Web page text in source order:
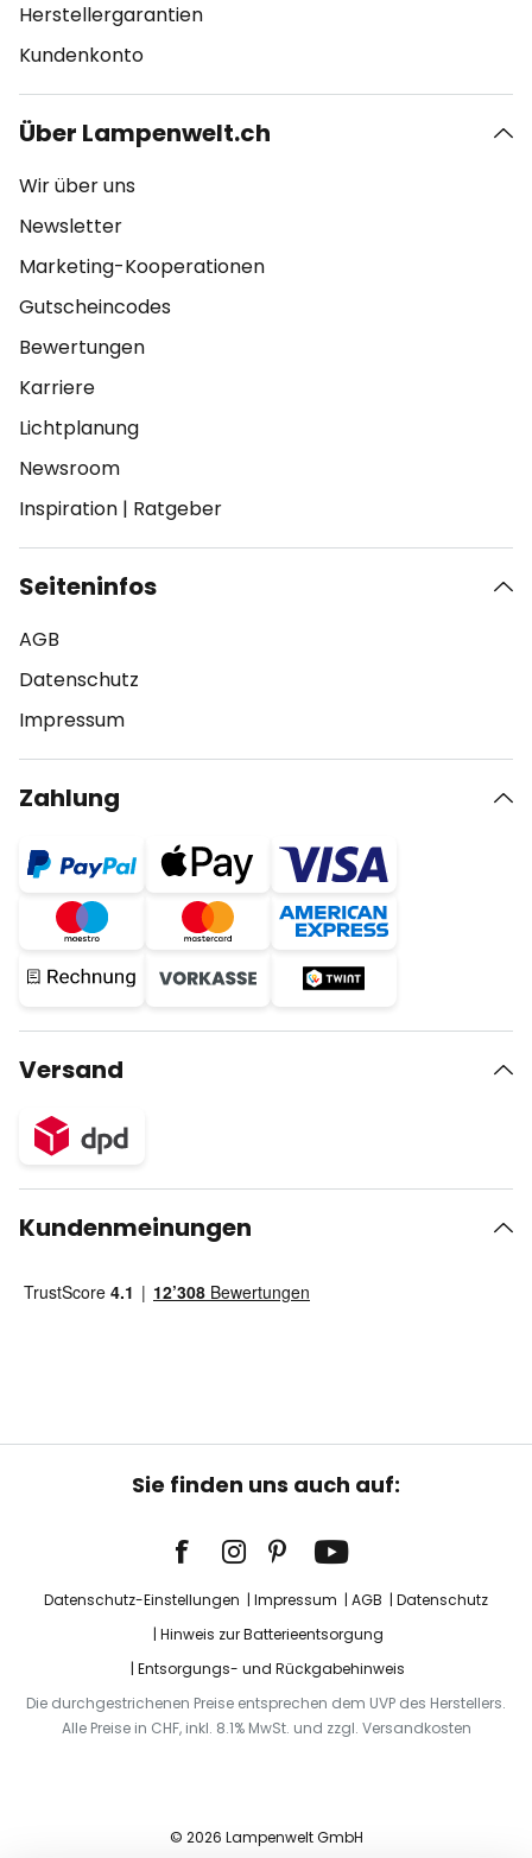
Herstellergarantien
Kundenkonto
Über Lampenwelt.ch
Wir über uns
Newsletter
Marketing-Kooperationen
Gutscheincodes
Bewertungen
Karriere
Lichtplanung
Newsroom
Inspiration | Ratgeber
Seiteninfos
AGB
Datenschutz
Impressum
Zahlung
Versand
Kundenmeinungen
Sie finden uns auch auf:
Datenschutz-Einstellungen Impressum AGB
Datenschutz
Hinweis zur Batterieentsorgung
Entsorgungs- und Rückgabehinweis
Die durchgestrichenen Preise entsprechen dem UVP des Herstellers.
Alle Preise in CHF, inkl. 8.1% MwSt. und zzgl. Versandkosten
© 2026 Lampenwelt GmbH